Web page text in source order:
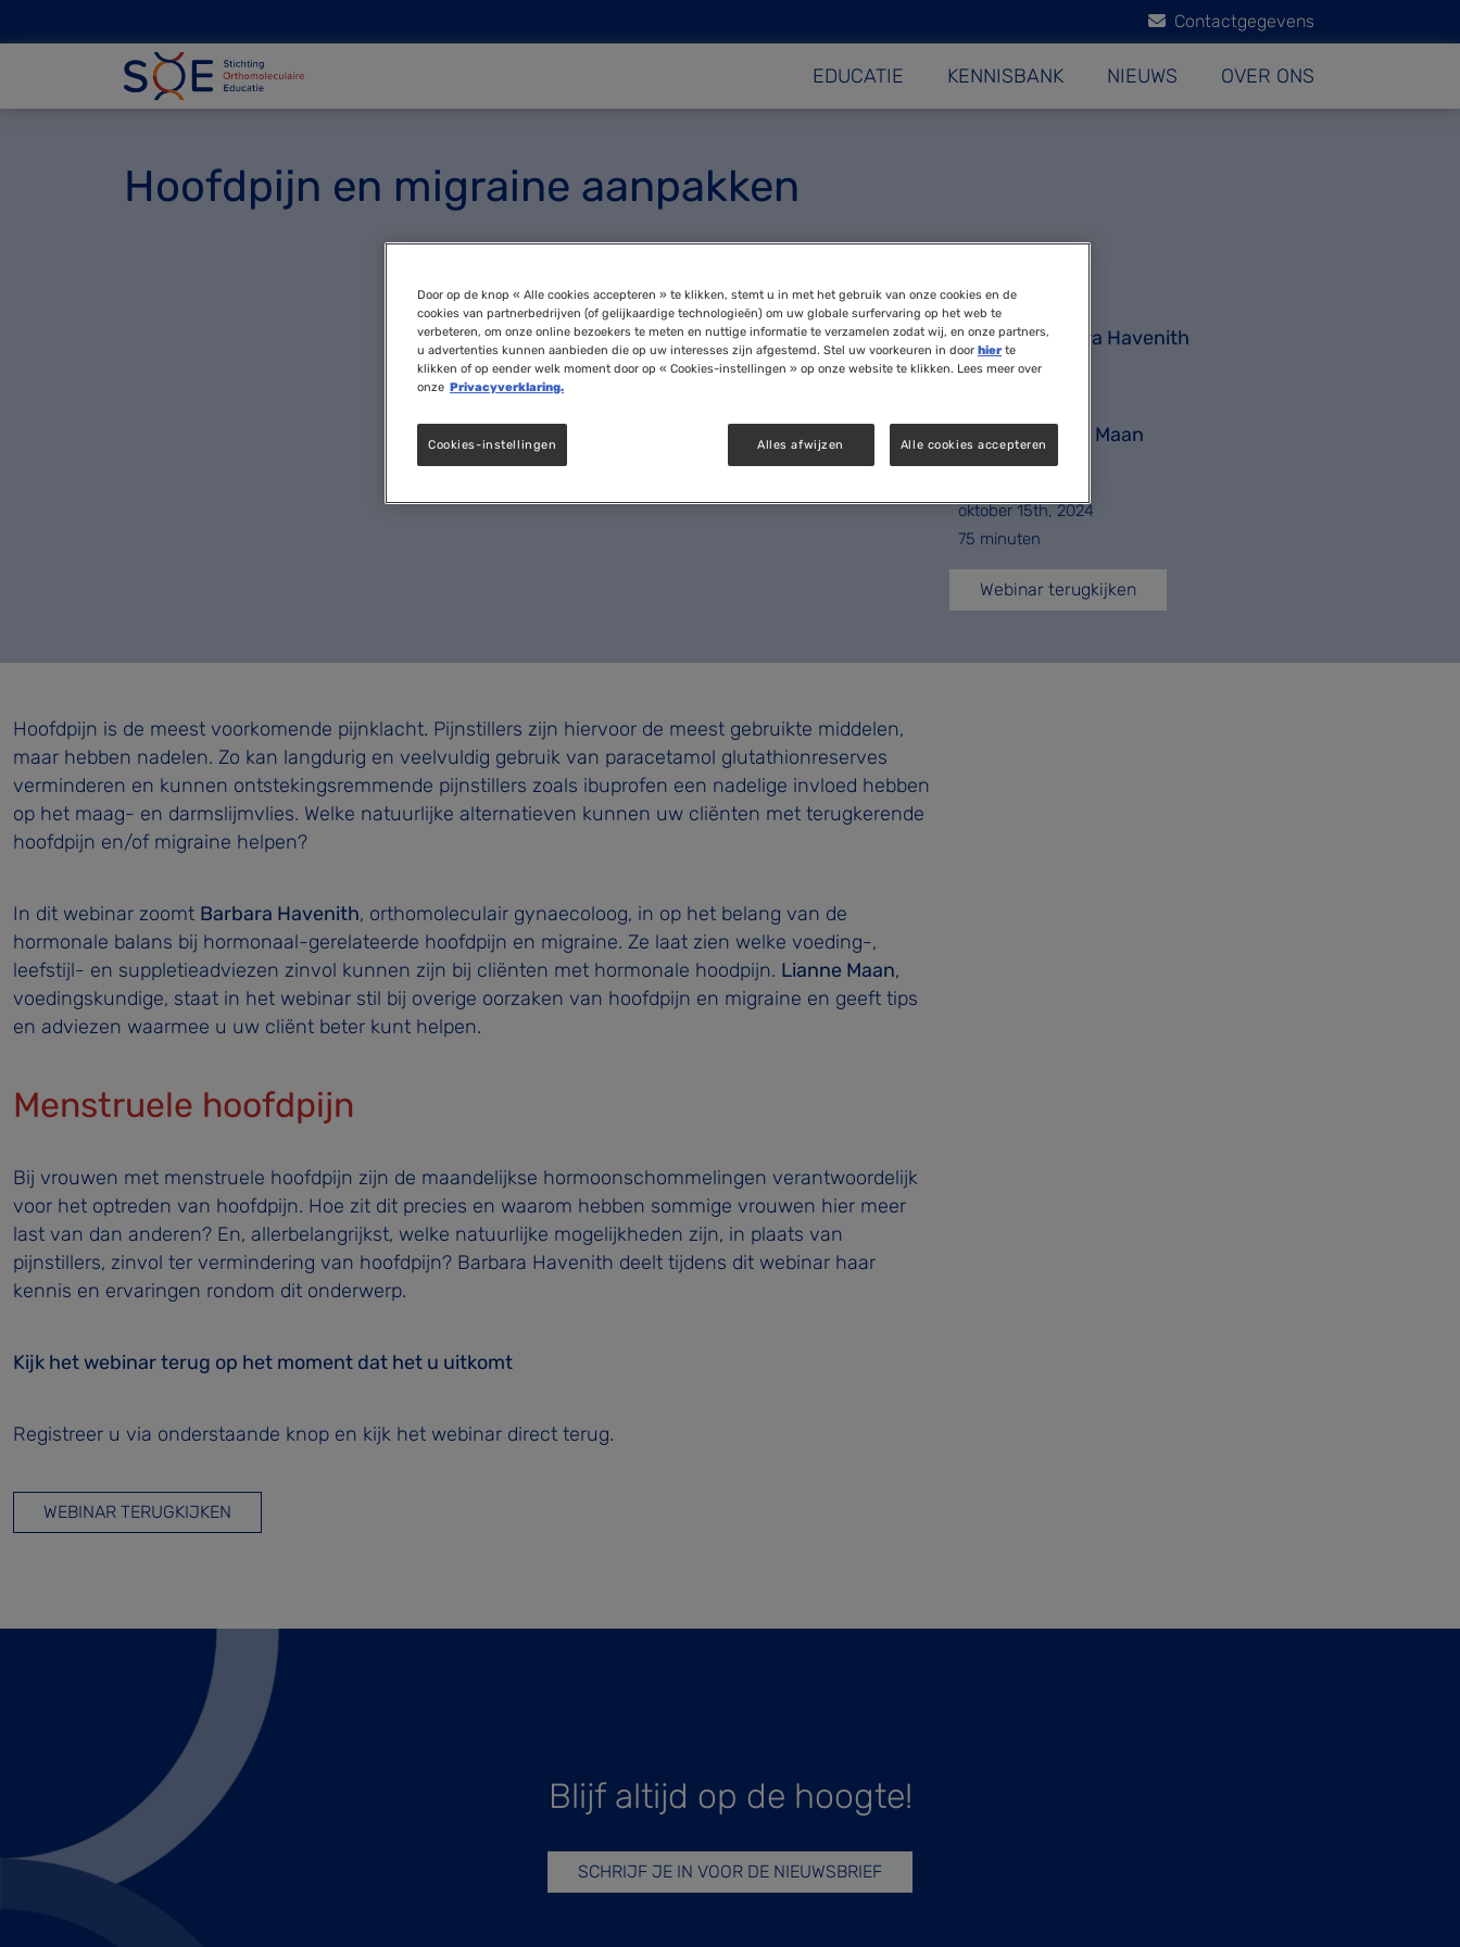
Contactgegevens
EDUCATIE KENNISBANK NIEUWS OVER ONS
Hoofdpijn en migraine aanpakken
Barbara Havenith
Lianne Maan
oktober 15th, 2024
75 minuten
Webinar terugkijken
Hoofdpijn is de meest voorkomende pijnklacht. Pijnstillers zijn hiervoor de meest gebruikte middelen,
maar hebben nadelen. Zo kan langdurig en veelvuldig gebruik van paracetamol glutathionreserves
verminderen en kunnen ontstekingsremmende pijnstillers zoals ibuprofen een nadelige invloed hebben
op het maag- en darmslijmvlies. Welke natuurlijke alternatieven kunnen uw cliënten met terugkerende
hoofdpijn en/of migraine helpen?
In dit webinar zoomt Barbara Havenith, orthomoleculair gynaecoloog, in op het belang van de
hormonale balans bij hormonaal-gerelateerde hoofdpijn en migraine. Ze laat zien welke voeding-,
leefstijl- en suppletieadviezen zinvol kunnen zijn bij cliënten met hormonale hoodpijn. Lianne Maan,
voedingskundige, staat in het webinar stil bij overige oorzaken van hoofdpijn en migraine en geeft tips
en adviezen waarmee u uw cliënt beter kunt helpen.
Menstruele hoofdpijn
Bij vrouwen met menstruele hoofdpijn zijn de maandelijkse hormoonschommelingen verantwoordelijk
voor het optreden van hoofdpijn. Hoe zit dit precies en waarom hebben sommige vrouwen hier meer
last van dan anderen? En, allerbelangrijkst, welke natuurlijke mogelijkheden zijn, in plaats van
pijnstillers, zinvol ter vermindering van hoofdpijn? Barbara Havenith deelt tijdens dit webinar haar
kennis en ervaringen rondom dit onderwerp.
Kijk het webinar terug op het moment dat het u uitkomt
Registreer u via onderstaande knop en kijk het webinar direct terug.
WEBINAR TERUGKIJKEN
Blijf altijd op de hoogte!
SCHRIJF JE IN VOOR DE NIEUWSBRIEF
Door op de knop « Alle cookies accepteren » te klikken, stemt u in met het gebruik van onze cookies en de
cookies van partnerbedrijven (of gelijkaardige technologieën) om uw globale surfervaring op het web te
verbeteren, om onze online bezoekers te meten en nuttige informatie te verzamelen zodat wij, en onze partners,
u advertenties kunnen aanbieden die op uw interesses zijn afgestemd. Stel uw voorkeuren in door hierte
klikken of op eender welk moment door op « Cookies-instellingen » op onze website te klikken. Lees meer over
onze Privacyverklaring.
Alles afwijzen Alle cookies accepteren
Cookies-instellingen